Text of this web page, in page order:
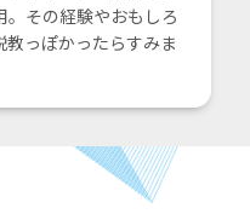
その経験やおもしろ
っぽかったらすみま